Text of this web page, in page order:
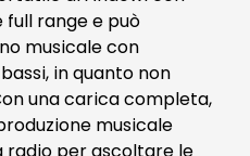
full range e può
musicale con
in quanto non
una carica completa,
musicale